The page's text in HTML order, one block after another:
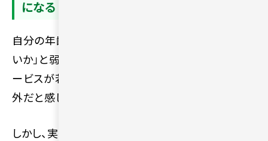
になる
自分の年齢を理由に「もう相手にされないのではな
いか」と弱気になる人は多いです。世の中の婚活サ
ービスが若い世代中心に見えてしまい、自分が対象
外だと感じてしまうことが原因といえます。
しかし、実際には50代以上の婚活ニーズは年々高